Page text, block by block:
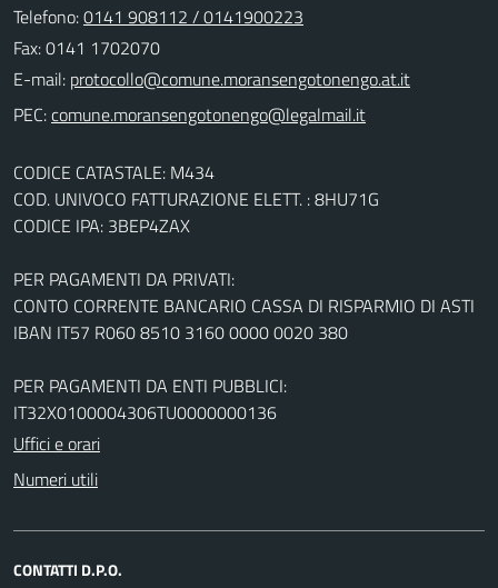
Telefono:0141 908112 / 0141900223
Fax: 0141 1702070
E-mail:
PEC:
CODICE CATASTALE: M434
COD. UNIVOCO FATTURAZIONE ELETT. : 8HU71G
CODICE IPA: 3BEP4ZAX
PER PAGAMENTI DA PRIVATI:
CONTO CORRENTE BANCARIO CASSA DI RISPARMIO DI ASTI
IBAN IT57 R060 8510 3160 0000 0020 380
PER PAGAMENTI DA ENTI PUBBLICI:
IT32X0100004306TU0000000136
Uffici e orari
Numeri utili
CONTATTI D.P.O.